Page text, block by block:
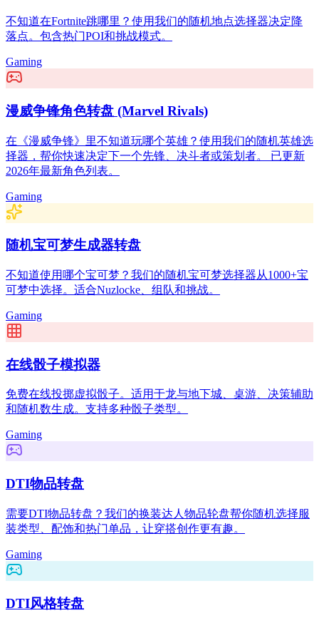
不知道在Fortnite跳哪里？使用我们的随机地点选择器决定降
落点。包含热门POI和挑战模式。
Gaming
漫威争锋角色转盘 (Marvel Rivals)
在《漫威争锋》里不知道玩哪个英雄？使用我们的随机英雄选
择器，帮你快速决定下一个先锋、决斗者或策划者。 已更新
2026年最新角色列表。
Gaming
随机宝可梦生成器转盘
不知道使用哪个宝可梦？我们的随机宝可梦选择器从1000+宝
可梦中选择。适合Nuzlocke、组队和挑战。
Gaming
在线骰子模拟器
免费在线投掷虚拟骰子。适用于龙与地下城、桌游、决策辅助
和随机数生成。支持多种骰子类型。
Gaming
DTI物品转盘
需要DTI物品转盘？我们的换装达人物品轮盘帮你随机选择服
装类型、配饰和热门单品，让穿搭创作更有趣。
Gaming
DTI风格转盘